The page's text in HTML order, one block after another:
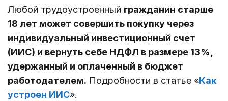
Любой трудоустроенный гражданин старше
18 лет может совершить покупку через
индивидуальный инвестиционный счет
(ИИС) и вернуть себе НДФЛ в размере 13%,
удержанный и оплаченный в бюджет
работодателем. Подробности в статье «Как
устроен ИИС».